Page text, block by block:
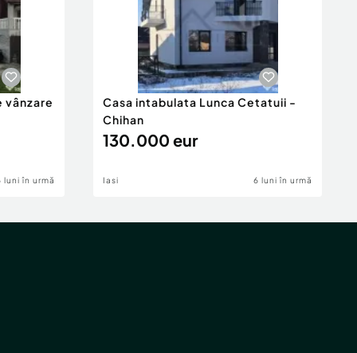
vânzare
luni în urmă
Casa intabulata Lunca Cetatuii -
Chihan
130.000 eur
Iasi 6 luni în urmă